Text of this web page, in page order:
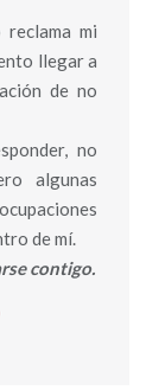
mi
llegar a
de no
no
algunas
de mí.
contigo.